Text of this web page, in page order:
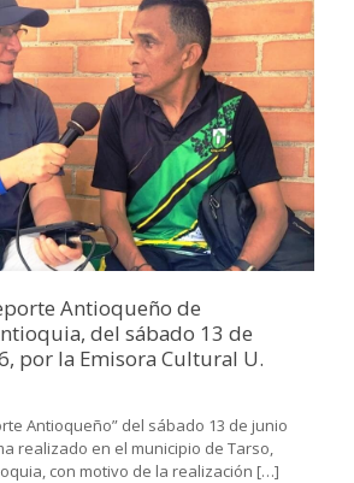
Antioqueño de
del sábado 13 de
por la Emisora Cultural U.
Antioqueño” del sábado 13 de junio
realizado en el municipio de Tarso,
con motivo de la realización […]